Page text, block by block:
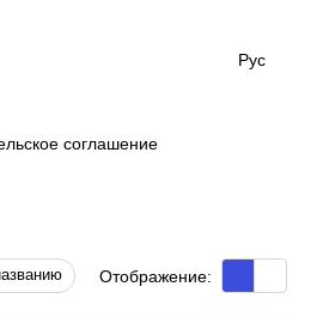
Рус
соглашение
Отображение: